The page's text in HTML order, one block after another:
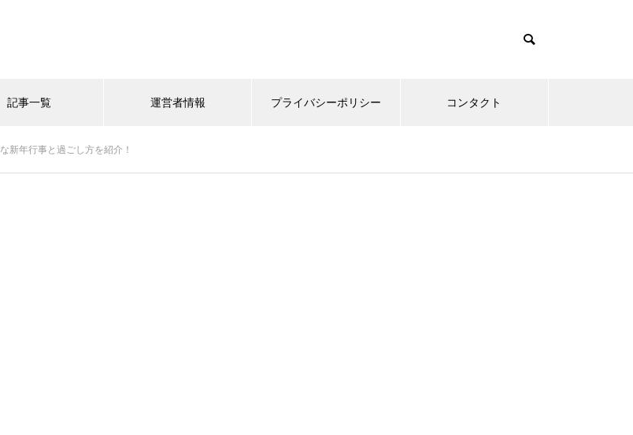
記事一覧 運営者情報 プライバシーポリシー コンタクト
新年行事と過ごし方を紹介！